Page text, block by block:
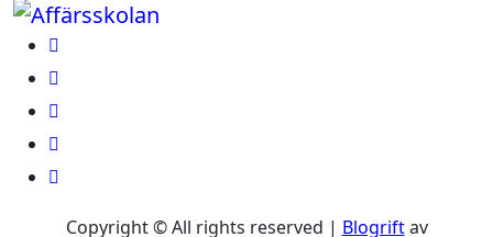
Copyright © All rights reserved | Blogriftav